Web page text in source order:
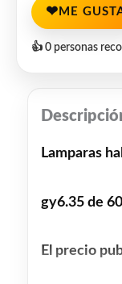
❤ ME
👍 0 personas
Lamparas
gy6.35 de
El precio